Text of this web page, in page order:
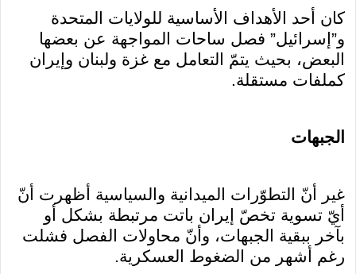
كان أحد الأهداف الأساسية للولايات المتحدة
و”إسرائيل” فصل ساحات المواجهة عن بعضها
البعض، بحيث يتمّ التعامل مع غزة ولبنان وإيران
كملفات مستقلة.
الجبهات
غير أنّ التطوّرات الميدانية والسياسية أظهرت أنّ
أيّ تسوية تخصّ إيران باتت مرتبطة بشكل أو
بآخر ببقية الجبهات، وأنّ محاولات الفصل فشلت
رغم أشهر من الضغوط العسكرية.